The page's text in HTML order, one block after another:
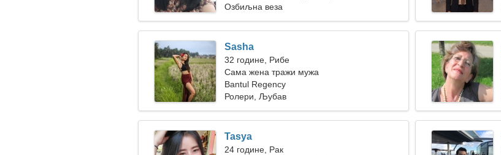
Озбиљна веза
Sasha
32 године, Рибе
Сама жена тражи мужа
Bantul Regency
Ролери, Љубав
Tasya
24 године, Рак